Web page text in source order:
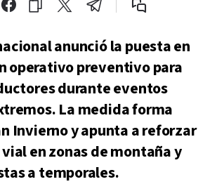
anunció la puesta en
operativo preventivo para
durante eventos
La medida forma
Invierno y apunta a reforzar
en zonas de montaña y
a temporales.